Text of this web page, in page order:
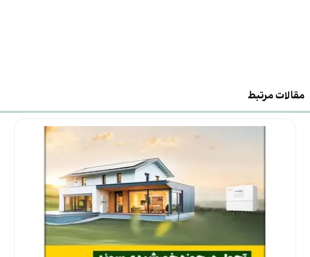
مقالات مرتبط